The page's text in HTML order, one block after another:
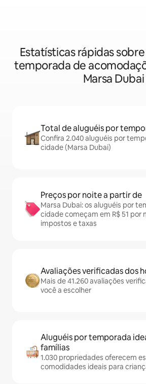
Estatísticas rápidas
temporada de
Marsa Dubai
Total de aluguéis por
Confira 2.040 aluguéis por
cidade (Marsa Dubai)
Preços por noite a partir de
Marsa Dubai: os aluguéis por
cidade começam em R$ 51 por
impostos e taxas
Avaliações verificadas dos
Mais de 41.260 avaliações
você a escolher
Aluguéis por temporada
famílias
1.030 propriedades oferecem
comodidades ideais para